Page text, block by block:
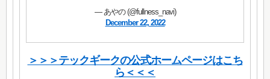
— あやの (@fullness_navi)
December 22, 2022
＞＞＞テックギークの公式ホームページはこち
ら＜＜＜